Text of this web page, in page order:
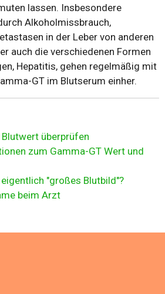
lassen. Insbesondere
Alkoholmissbrauch,
in der Leber von anderen
auch die verschiedenen Formen
Hepatitis, gehen regelmäßig mit
GT im Blutserum einher.
Blutwert überprüfen
zum Gamma-GT Wert und
"großes Blutbild"?
beim Arzt